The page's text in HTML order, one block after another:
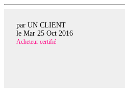
par UN CLIENT
le Mar 25 Oct 2016
Acheteur certifié